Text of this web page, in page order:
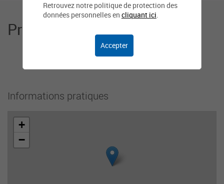
Retrouvez notre politique de protection des
données personnelles en cliquant ici.
Accepter
Présentation Mairie d'Agde
Cet organisme n'a pas encore ajouté de
Informations pratiques
+
−